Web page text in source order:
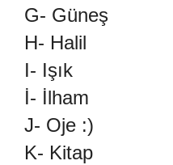
G- Güneş
H- Halil
I- Işık
İ- İlham
J- Oje :)
K- Kitap